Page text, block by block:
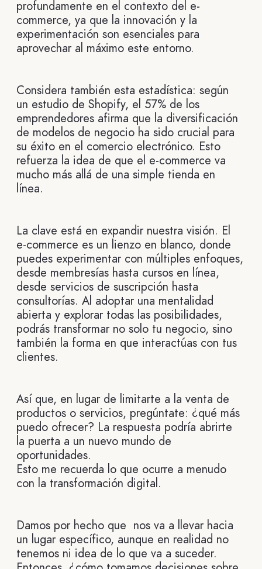
profundamente en el contexto del e-
commerce, ya que la innovación y la
experimentación son esenciales para
aprovechar al máximo este entorno.
Considera también esta estadística: según
un estudio de Shopify, el 57% de los
emprendedores afirma que la diversificación
de modelos de negocio ha sido crucial para
su éxito en el comercio electrónico. Esto
refuerza la idea de que el e-commerce va
mucho más allá de una simple tienda en
línea.
La clave está en expandir nuestra visión. El
e-commerce es un lienzo en blanco, donde
puedes experimentar con múltiples enfoques,
desde membresías hasta cursos en línea,
desde servicios de suscripción hasta
consultorías. Al adoptar una mentalidad
abierta y explorar todas las posibilidades,
podrás transformar no solo tu negocio, sino
también la forma en que interactúas con tus
clientes.
Así que, en lugar de limitarte a la venta de
productos o servicios, pregúntate: ¿qué más
puedo ofrecer? La respuesta podría abrirte
la puerta a un nuevo mundo de
oportunidades.
Esto me recuerda lo que ocurre a menudo
con la transformación digital.
Damos por hecho que nos va a llevar hacia
un lugar específico, aunque en realidad no
tenemos ni idea de lo que va a suceder.